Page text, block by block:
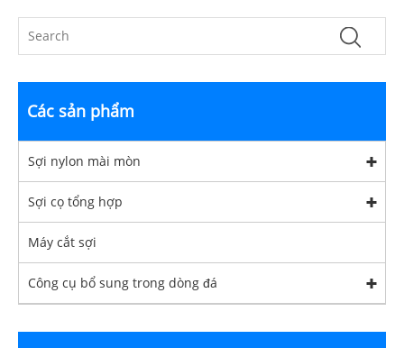
Các sản phẩm
Sợi nylon mài mòn
Sợi cọ tổng hợp
Máy cắt sợi
Công cụ bổ sung trong dòng đá